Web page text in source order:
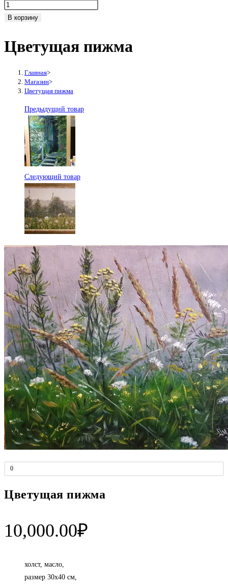
Количество
товара
пижма
В корзину
Цветущая пижма
Главная>
Магазин>
Цветущая пижма
Предыдущий товар
Следующий товар
0
Цветущая пижма
10,000.00₽
холст, масло,
размер 30х40 см,